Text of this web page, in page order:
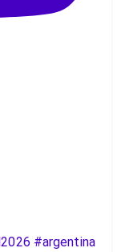
#argentina